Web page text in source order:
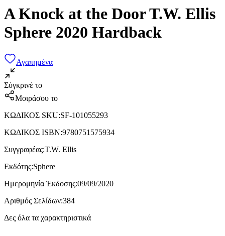
A Knock at the Door T.W. Ellis
Sphere 2020 Hardback
Αγαπημένα
Σύγκρινέ το
Μοιράσου το
ΚΩΔΙΚΟΣ SKU:SF-101055293
ΚΩΔΙΚΟΣ ISBN:9780751575934
Συγγραφέας:T.W. Ellis
Εκδότης:Sphere
Ημερομηνία Έκδοσης:09/09/2020
Αριθμός Σελίδων:384
Δες όλα τα χαρακτηριστικά